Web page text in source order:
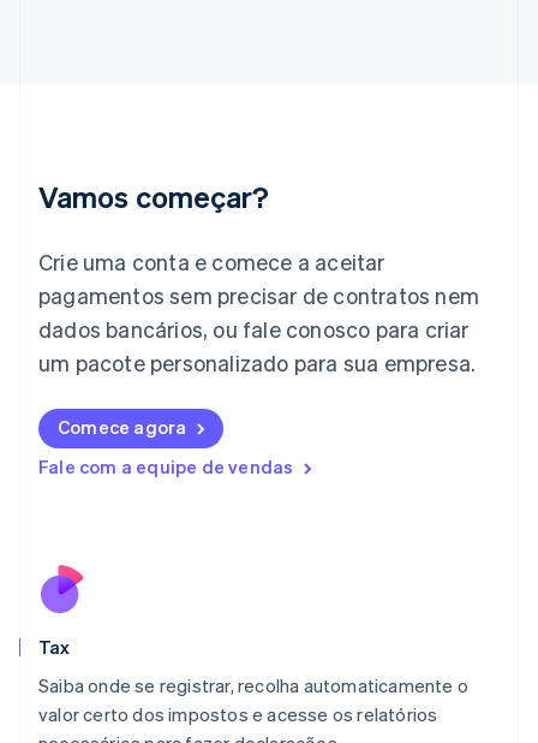
Vamos começar?
Crie uma conta e comece a aceitar
pagamentos sem precisar de contratos nem
dados bancários, ou fale conosco para criar
um pacote personalizado para sua empresa.
Comece agora
Fale com a equipe de vendas
Tax
Saiba onde se registrar, recolha automaticamente o
valor certo dos impostos e acesse os relatórios
Irlanda
Itália
English
Japão
日本語English
Letônia
Liechtenstein
Deutsch English
Lituânia
English
English
Malta
Noruega
English